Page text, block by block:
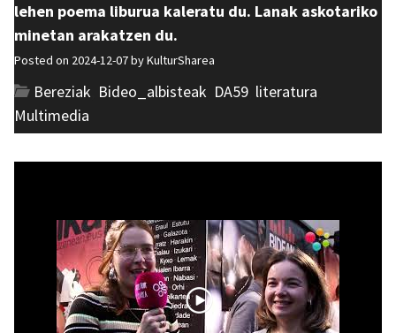
lehen poema liburua kaleratu du. Lanak askotariko
minetan arakatzen du.
Posted on 2024-12-07 byKulturSharea
Bereziak Bideo_albisteak DA59 literatura
Multimedia